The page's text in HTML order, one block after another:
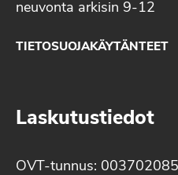
neuvonta arkisin 9-12
TIETOSUOJAKÄYTÄNTEET
Laskutustiedot
OVT-tunnus: